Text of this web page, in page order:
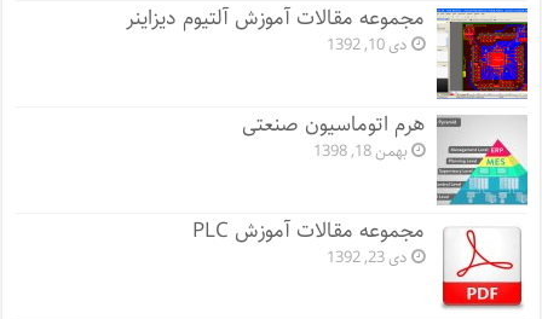
مجموعه مقالات آموزش آلتیوم دیزاینر
دی 10, 1392
هرم اتوماسیون صنعتی
بهمن 18, 1398
مجموعه مقالات آموزش PLC
دی 23, 1392